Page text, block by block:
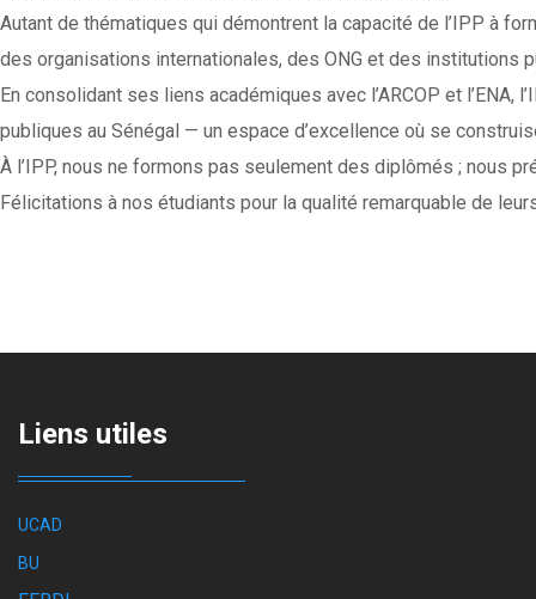
Autant de thématiques qui démontrent la capacité de l’IPP à
des organisations internationales, des ONG et des institutions
En consolidant ses liens académiques avec l’ARCOP et
publiques au Sénégal — un espace d’excellence où se
À l’IPP, nous ne formons pas seulement des diplômés ; nous
Félicitations à nos étudiants pour la qualité remarquable de
Liens utiles
UCAD
BU